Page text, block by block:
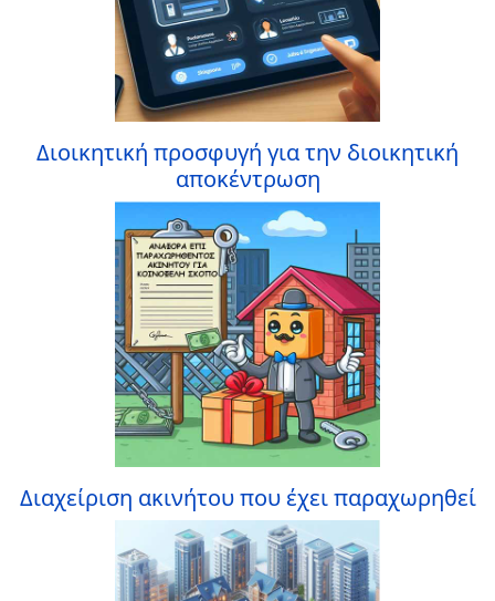
Διοικητική προσφυγή για την διοικητική
αποκέντρωση
Διαχείριση ακινήτου που έχει παραχωρηθεί